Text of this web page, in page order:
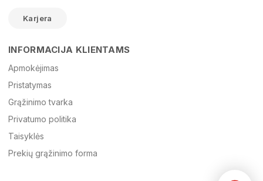
Žinutė
Karjera
INFORMACIJA KLIENTAMS
Apmokėjimas
Pristatymas
Grąžinimo tvarka
Privatumo politika
Taisyklės
Prekių grąžinimo forma